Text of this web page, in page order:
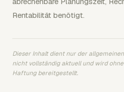
Rentabilität benötigt.
Dieser Inhalt dient nur der
nicht vollständig aktuell und wird
Haftung bereitgestellt.